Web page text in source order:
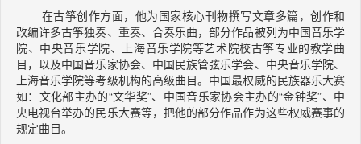
在古筝创作方面，他为国家核心刊物撰写文章多篇，创作和
改编许多古筝独奏、重奏、合奏乐曲，部分作品被列为中国音乐学
院、中央音乐学院、上海音乐学院等艺术院校古筝专业的教学曲
目，以及中国音乐家协会、中国民族管弦乐学会、中央音乐学院、
上海音乐学院等考级机构的高级曲目。中国最权威的民族器乐大赛
如：文化部主办的“文华奖”、中国音乐家协会主办的“金钟奖”、中
央电视台举办的民乐大赛等，把他的部分作品作为这些权威赛事的
规定曲目。